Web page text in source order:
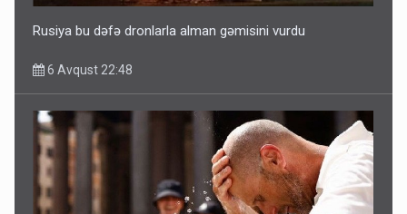
Rusiya bu dəfə dronlarla alman gəmisini vurdu
6 Avqust 22:48